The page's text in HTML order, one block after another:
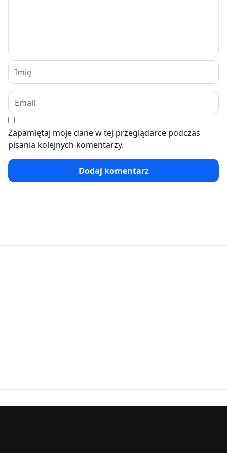
Zapamiętaj moje dane w tej przeglądarce podczas
pisania kolejnych komentarzy.
Dodaj komentarz